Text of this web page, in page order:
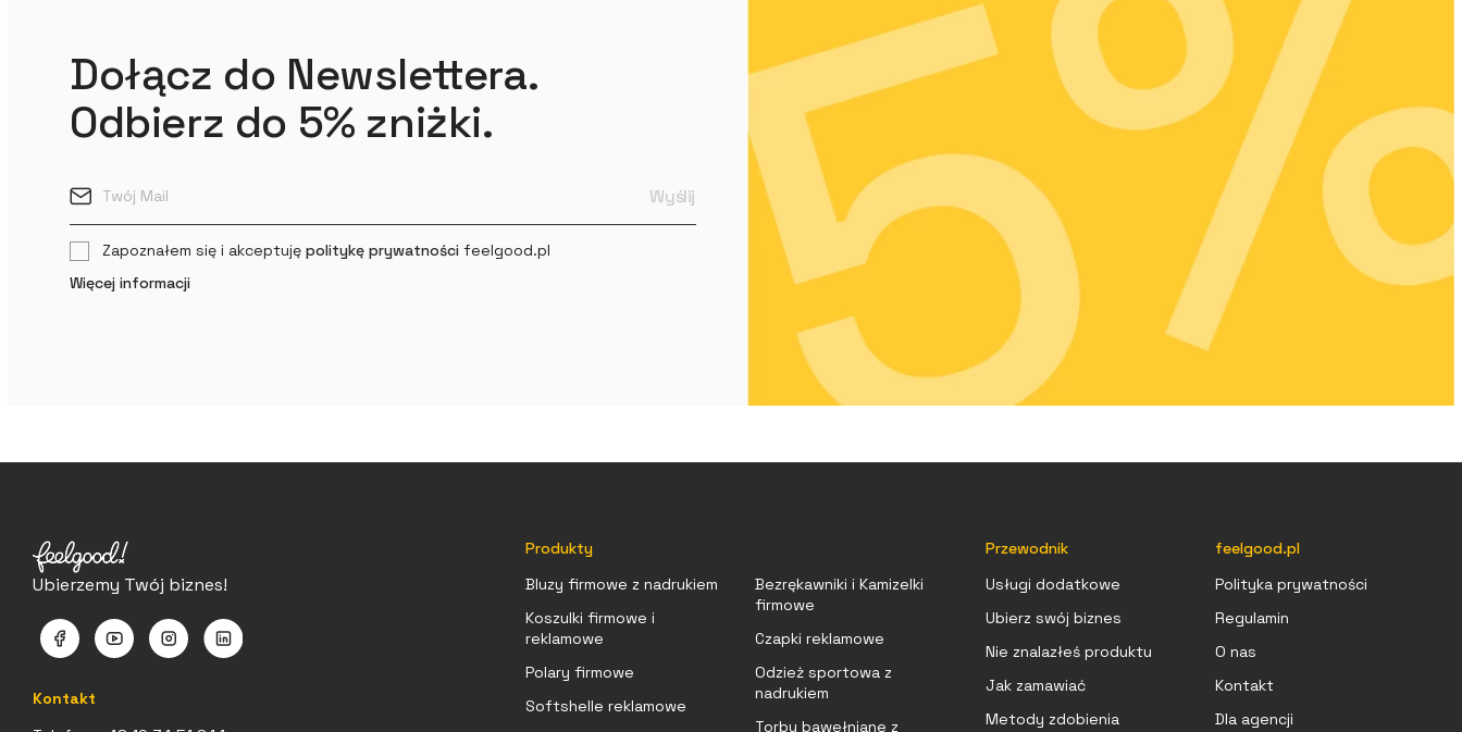
Dołącz do Newslettera.
Odbierz do 5% zniżki.
Zapoznałem się i akceptuję politykę prywatności feelgood.pl
Więcej informacji
Ubierzemy Twój biznes!
Kontakt
Produkty
Bluzy firmowe z nadrukiem
Koszulki firmowe i
reklamowe
Polary firmowe
Softshelle reklamowe
Bezrękawniki i Kamizelki
firmowe
Czapki reklamowe
Odzież sportowa z
nadrukiem
Torby bawełniane z
Przewodnik
Usługi dodatkowe
Ubierz swój biznes
Nie znalazłeś produktu
Jak zamawiać
Metody zdobienia
feelgood.pl
Polityka prywatności
Regulamin
O nas
Kontakt
Dla agencji